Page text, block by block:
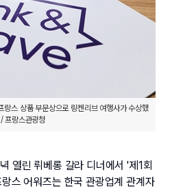
랑스 상품 부문상으로 링켄리브 여행사가 수상했
프랑스관광청
열린 뤼베롱 갈라 디너에서 '제1회
스 어워즈는 한국 관광업계 관계자